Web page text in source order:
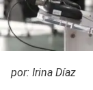
por: Irina Díaz